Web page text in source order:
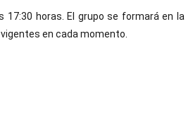
17:30 horas. El grupo se formará en la
en cada momento.